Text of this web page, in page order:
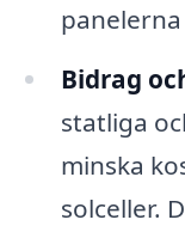
Bidrag
statliga
minska
solceller.